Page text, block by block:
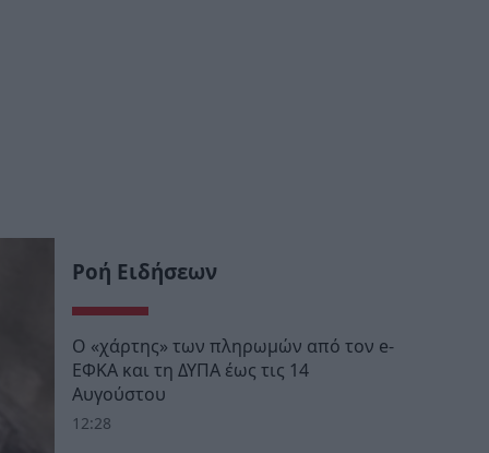
Ροή Ειδήσεων
Ο «χάρτης» των πληρωμών από τον e-
ΕΦΚΑ και τη ΔΥΠΑ έως τις 14
Αυγούστου
12:28